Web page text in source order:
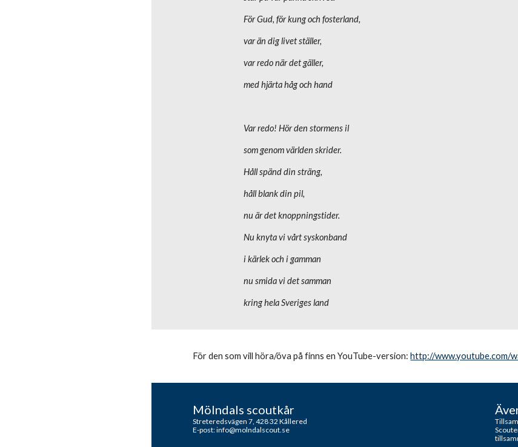
För Gud, för kung och fosterland,
var än dig livet ställer,
var redo när det gäller,
med hjärta håg och hand
Var redo! Hör den stormens il
som genom världen skrider.
Håll spänd din sträng,
håll blank din pil,
nu är det knoppningstider.
Nu knyta vi vårt syskonband
i kärlek och i gamman
nu smida vi det samman
kring hela Sveriges land
För den som vill höra/öva på finns en YouTube-version: http://www.youtube.com/
Mölndals scoutkår
Streteredsvägen 7, 428 32 Kållered
E-post: info@molndalscout.se